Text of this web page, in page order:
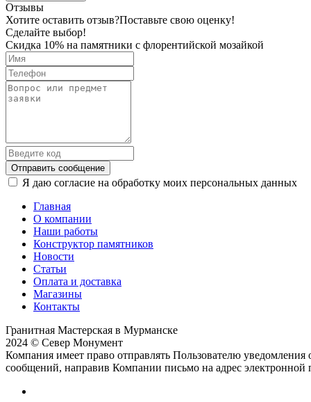
Отзывы
Хотите оставить отзыв?Поставьте свою оценку!
Сделайте выбор!
Скидка 10% на памятники с флорентийской мозайкой
Отправить сообщение
Я даю согласие на обработку моих персональных данных
Главная
О компании
Наши работы
Конструктор памятников
Новости
Статьи
Оплата и доставка
Магазины
Контакты
Гранитная Мастерская в Мурманске
2024 © Север Монумент
Компания имеет право отправлять Пользователю
сообщений, направив Компании письмо на адрес